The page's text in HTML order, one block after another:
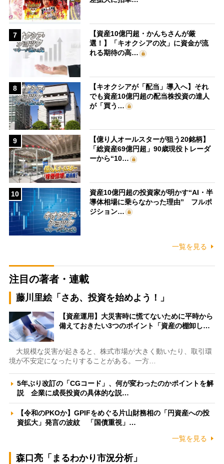
7
【資産10億円超・かんちさんが厳
選！】「キオクシアの次」に資金が流
れる期待の高…
8
【キオクシアが「配当」導入へ】それ
でも資産10億円超の配当株投資の達人
が「買う…
9
【億り人オールスターが狙う20銘柄】
「総資産69億円超」90歳現役トレーダ
ーから“10…
10
資産10億円超の投資家が明かす“AI・半
導体相場に乗らなかった理由” フルポ
ジション…
一覧を見る
注目の著者・連載
藤川里絵「さあ、投資を始めよう！」
【資産運用】大災害時に慌てないために平時から
備えておきたい3つのポイント「資産の棚卸し…
大規模な災害が起きると、株式市場が大きく動いたり、取引環
境が不安定になったりすることがある。一方…
5年ぶり改訂の「CGコード」、何が変わったのかポイントを解
説 企業に成長投資の具体的な説…
【令和のPKOか】GPIFをめぐる片山財務相の「円資産への投
資拡大」発言の波紋 「国債重視」…
一覧を見る
森口亮「まるわかり市況分析」